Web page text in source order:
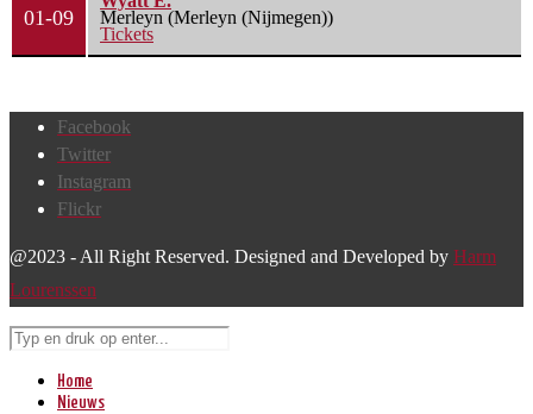
01-09
Merleyn (Merleyn (Nijmegen))
Tickets
Facebook
Twitter
Instagram
Flickr
@2023 - All Right Reserved. Designed and Developed by Harm
Lourenssen
Home
Nieuws